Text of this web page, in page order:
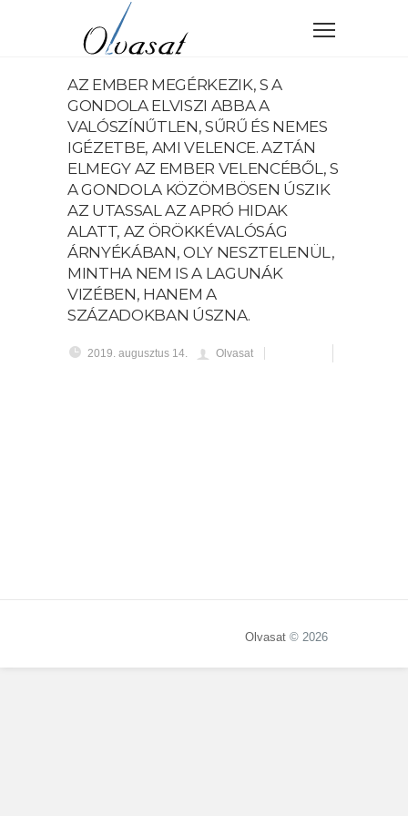
AZ EMBER MEGÉRKEZIK, S A
GONDOLA ELVISZI ABBA A
VALÓSZÍNŰTLEN, SŰRŰ ÉS NEMES
IGÉZETBE, AMI VELENCE. AZTÁN
ELMEGY AZ EMBER VELENCÉBŐL, S
A GONDOLA KÖZÖMBÖSEN ÚSZIK
AZ UTASSAL AZ APRÓ HIDAK
ALATT, AZ ÖRÖKKÉVALÓSÁG
ÁRNYÉKÁBAN, OLY NESZTELENÜL,
MINTHA NEM IS A LAGUNÁK
VIZÉBEN, HANEM A
SZÁZADOKBAN ÚSZNA.
2019. augusztus 14. Olvasat
Olvasat © 2026